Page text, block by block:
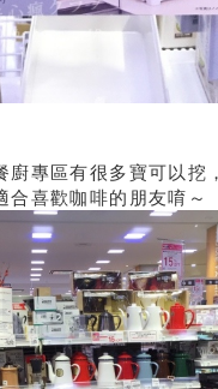
廚專區有很多寶可以挖
合喜歡咖啡的朋友唷～